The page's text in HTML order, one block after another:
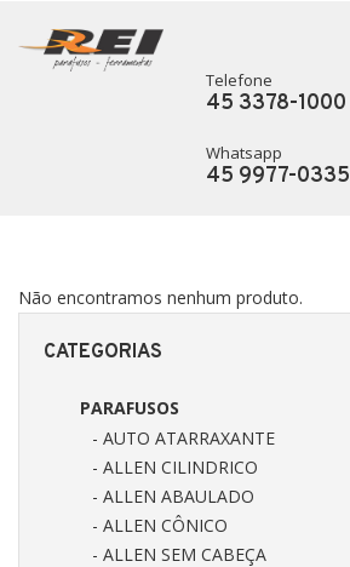
Telefone
45 3378-1000
Whatsapp
45 9977-0335
CATEGORIAS
PARAFUSOS
- AUTO ATARRAXANTE
- ALLEN CILINDRICO
- ALLEN ABAULADO
- ALLEN CÔNICO
- ALLEN SEM CABEÇA
Não encontramos nenhum produto.